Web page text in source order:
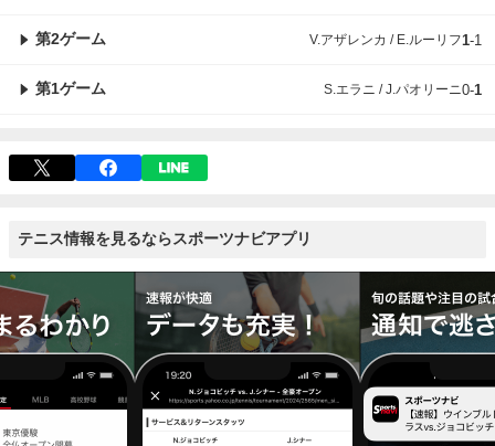
第2ゲーム V.アザレンカ / E.ルーリフ1-1
第1ゲーム S.エラニ / J.パオリーニ0-1
テニス情報を見るならスポーツナビアプリ